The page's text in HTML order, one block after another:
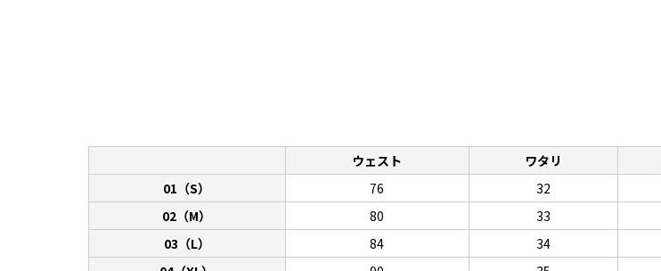
ウェスト ワタリ
01（S）
76 32
02（M）
80 33
03（L）
84 34